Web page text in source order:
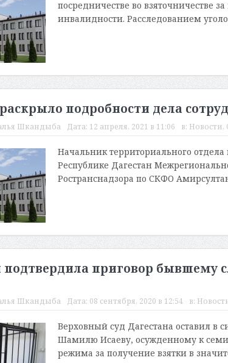
посредничестве во взяточничестве
инвалидности. Расследованием
подробности дела
Шкандыба Дата: 12 апреля, 2021 в 11:06 в: Новости,
Начальник территориального отдела
Республике Дагестан
Ространснадзора по СКФО
приговор бывшему
Шкандыба Дата: 08 сентября, 2020 в 12:54 в:
Верховный суд Дагестана оставил в
Шамилю Исаеву, осужденному к семи
режима за получение взятки в